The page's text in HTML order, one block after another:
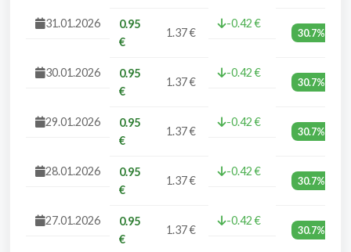
31.01.2026
0.95
€
1.37 €
-0.42 €
30.7%
30.01.2026
0.95
€
1.37 €
-0.42 €
30.7%
29.01.2026
0.95
€
1.37 €
-0.42 €
30.7%
28.01.2026
0.95
€
1.37 €
-0.42 €
30.7%
27.01.2026
0.95
€
1.37 €
-0.42 €
30.7%